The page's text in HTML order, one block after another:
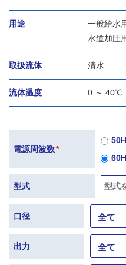
用途
一般給水
水道加圧
取扱流体 清水
流体温度 0 ～ 40℃
電源周波数*
型式
口径
出力